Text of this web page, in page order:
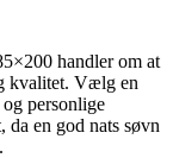
handler om at
kvalitet. Vælg en
personlige
en god nats søvn